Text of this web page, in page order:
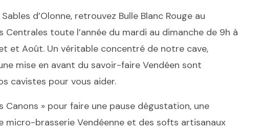
d’Olonne, retrouvez Bulle Blanc Rouge au
Centrales toute l’année du mardi au dimanche de 9h à
et Août. Un véritable concentré de notre cave,
mise en avant du savoir-faire Vendéen sont
cavistes pour vous aider.
Canons » pour faire une pause dégustation, une
micro-brasserie Vendéenne et des softs artisanaux